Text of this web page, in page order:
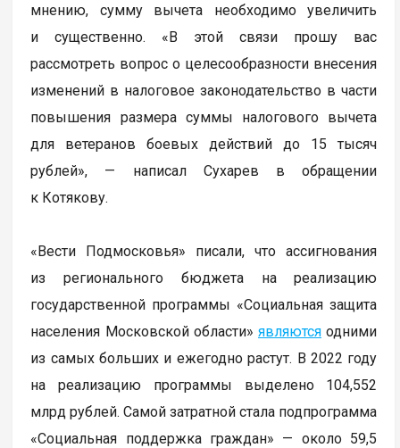
мнению, сумму вычета необходимо увеличить
и существенно. «В этой связи прошу вас
рассмотреть вопрос о целесообразности внесения
изменений в налоговое законодательство в части
повышения размера суммы налогового вычета
для ветеранов боевых действий до 15 тысяч
рублей», — написал Сухарев в обращении
к Котякову.
«Вести Подмосковья» писали, что ассигнования
из регионального бюджета на реализацию
государственной программы «Социальная защита
населения Московской области»являются одними
из самых больших и ежегодно растут. В 2022 году
на реализацию программы выделено 104,552
млрд рублей. Самой затратной стала подпрограмма
«Социальная поддержка граждан» — около 59,5